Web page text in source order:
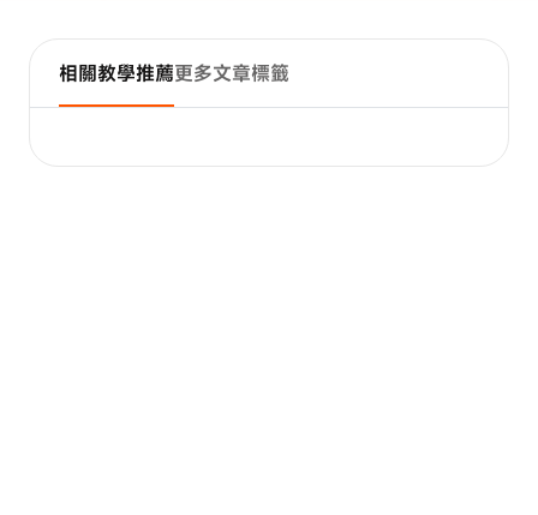
相關教學推薦更多文章標籤